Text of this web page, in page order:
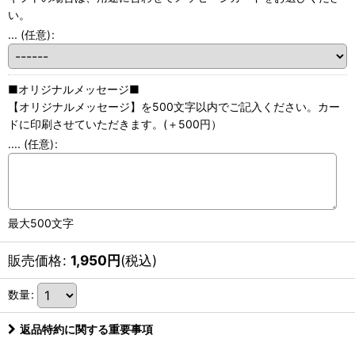
い。
... (任意):
■オリジナルメッセージ■
【オリジナルメッセージ】を500文字以内でご記入ください。カー
ドに印刷させていただきます。(＋500円）
.... (任意):
最大500文字
販売価格: 1,950円(税込)
数量:
返品特約に関する重要事項